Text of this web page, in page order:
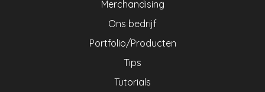
Merchandising
Ons bedrijf
Portfolio/Producten
Tips
Tutorials